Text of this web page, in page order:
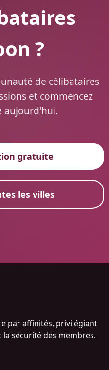
?
de célibataires
et commencez
aujourd'hui.
gratuite
les villes
par affinités, privilégiant
sécurité des membres.